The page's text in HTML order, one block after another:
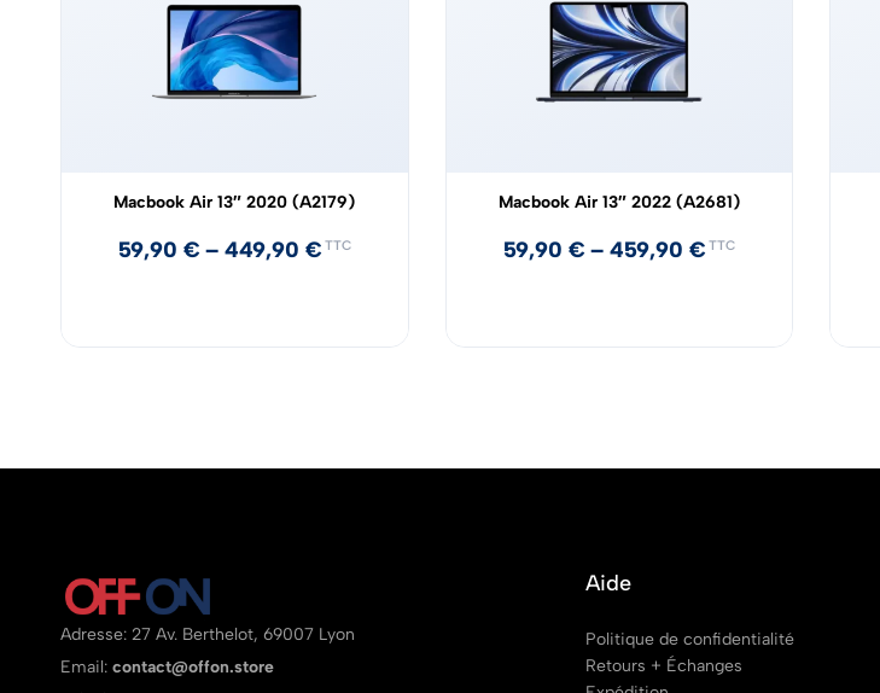
Macbook Air 13″ 2020 (A2179)
59,90 € – 449,90 € TTC
Macbook Air 13″ 2022 (A2681)
59,90 € – 459,90 € TTC
Adresse: 27 Av. Berthelot, 69007 Lyon
Email: contact@offon.store
Aide
Politique de confidentialité
Retours + Échanges